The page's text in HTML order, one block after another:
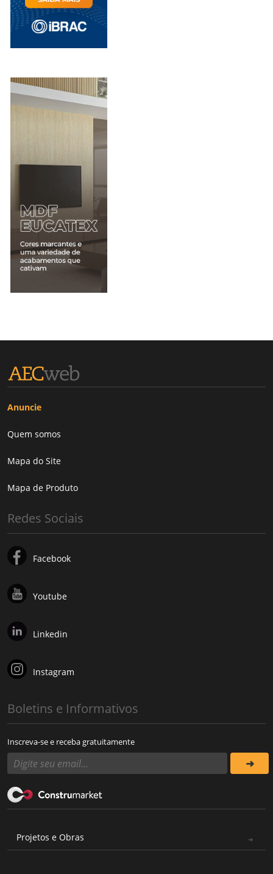
Anuncie
Quem somos
Mapa do Site
Mapa de Produto
Redes Sociais
Facebook
Youtube
Linkedin
Instagram
Boletins e Informativos
Inscreva-se e receba gratuitamente
Projetos e Obras